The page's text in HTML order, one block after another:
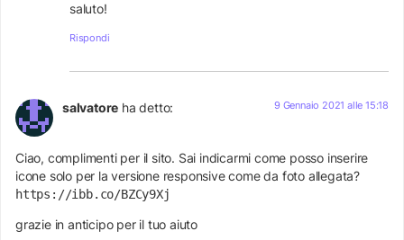
saluto!
Rispondi
salvatore ha detto: 9 Gennaio 2021 alle 15:18
Ciao, complimenti per il sito. Sai indicarmi come posso inserire
icone solo per la versione responsive come da foto allegata?
https://ibb.co/BZCy9Xj
grazie in anticipo per il tuo aiuto